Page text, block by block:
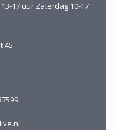
17 uur Zaterdag 10-17
45